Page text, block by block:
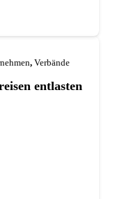
, Verbände
entlasten